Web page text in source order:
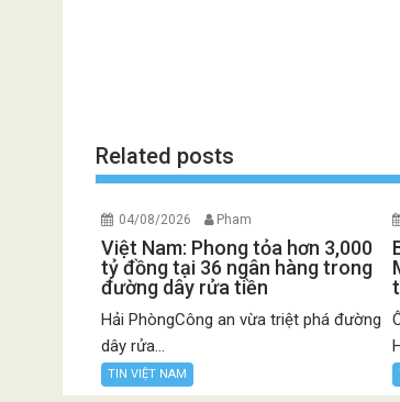
Related posts
04/08/2026 Pham
Việt Nam: Phong tỏa hơn 3,000
tỷ đồng tại 36 ngân hàng trong
đường dây rửa tiền
Hải PhòngCông an vừa triệt phá đường
dây rửa...
TIN VIỆT NAM